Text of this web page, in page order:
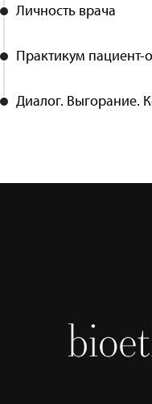
Личность врача
Практикум
Диалог. Выгорание.